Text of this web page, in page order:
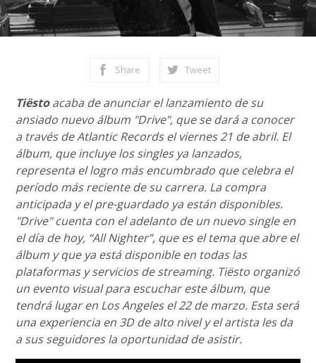
Share Tweet
Tiësto acaba de anunciar el lanzamiento de su
ansiado nuevo álbum "Drive", que se dará a conocer
a través de Atlantic Records el viernes 21 de abril. El
álbum, que incluye los singles ya lanzados,
representa el logro más encumbrado que celebra el
período más reciente de su carrera. La compra
anticipada y el pre-guardado ya están disponibles.
"Drive" cuenta con el adelanto de un nuevo single en
el día de hoy, “All Nighter”, que es el tema que abre el
álbum y que ya está disponible en todas las
plataformas y servicios de streaming. Tiësto organizó
un evento visual para escuchar este álbum, que
tendrá lugar en Los Angeles el 22 de marzo. Esta será
una experiencia en 3D de alto nivel y el artista les da
a sus seguidores la oportunidad de asistir.